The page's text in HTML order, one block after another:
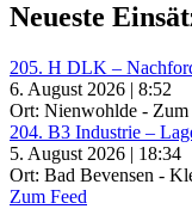
Neueste
205. H DLK –
6. August 2026 | 8:52
Ort: Nienwohlde - Zum
204. B3 Industrie –
5. August 2026 | 18:34
Ort: Bad Bevensen -
Zum Feed